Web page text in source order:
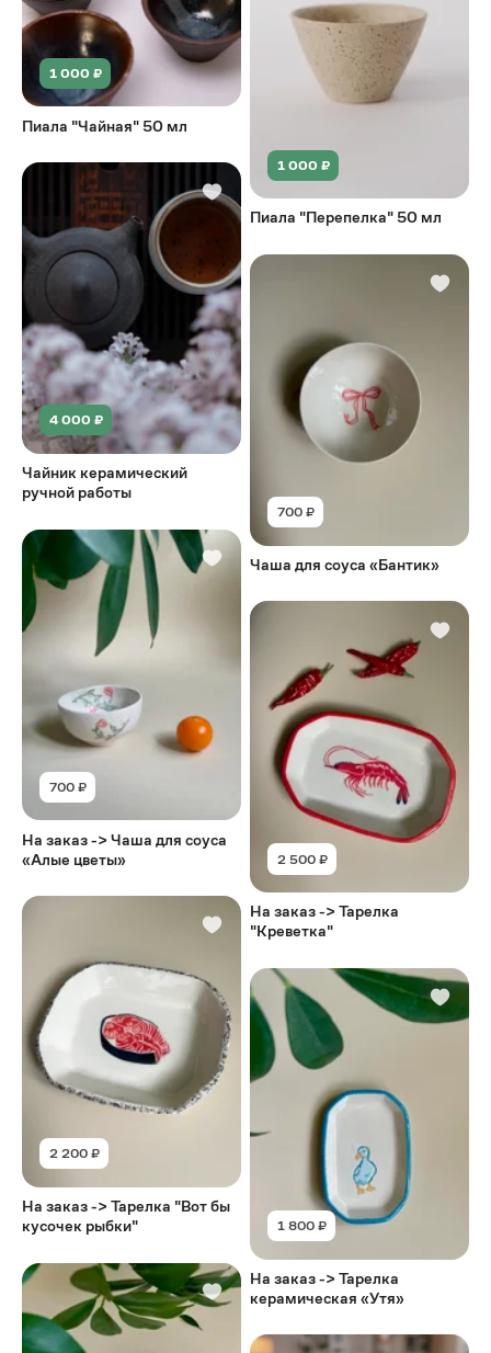
1 000 ₽
Пиала "Чайная" 50 мл
4 000 ₽
Чайник керамический
ручной работы
700 ₽
На заказ -> Чаша для соуса
«Алые цветы»
2 200 ₽
На заказ -> Тарелка "Вот бы
кусочек рыбки"
1 000 ₽
Пиала "Перепелка" 50 мл
700 ₽
Чаша для соуса «Бантик»
2 500 ₽
На заказ -> Тарелка
"Креветка"
1 800 ₽
На заказ -> Тарелка
керамическая «Утя»